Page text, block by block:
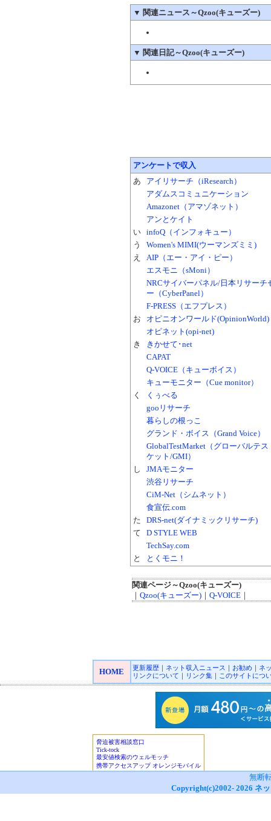
▼ 関連ニュース～Qzoo(キューズー)
▼ 関連日記～Qzoo(キューズー)
アンケートで収入
あ
アイリサーチ（iResearch）
アダムスコミュニケーション
Amazonet（アマゾネット）
アンとケイト
い infoQ（インフォキュー）
う
Women's MIMI(ウーマンズミミ)
え
AIP（エー・アイ・ピー）
エスモニ（sMoni）
NRCサイバーパネル/日本リサーチ
ー（CyberPanel）
F-PRESS（エフプレス）
お
オピニオンワールド(OpinionWorld)
オピネット(opi-net)
き
きかせて･net
CAPAT
Q-VOICE（キューボイス）
キューモニター（Cue monitor）
く
くぅべる
gooリサーチ
暮らしの根っこ
グランド・ボイス（Grand Voice）
GlobalTestMarket（グローバルテス
ケット/GMI）
し
JMAモニター
渋谷リサーチ
CiM-Net（シムネット）
食宣伝.com
た
DRS-net(ダイナミックリサーチ)
て
D STYLE WEB
TechSay.com
と
とくモニ！
関連ページ～Qzoo(キューズー)
｜ Qzoo(キューズー) ｜ Q-VOICE ｜
HOME 更新履歴｜ ネット収入ニュース ｜ お勧め｜ ネ
リンクについて ｜ リンク集｜ このサイトにつ
無断
Copyright(c)2002- 2026 ネ